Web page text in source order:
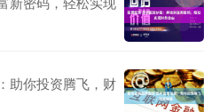
助你投资腾飞，财